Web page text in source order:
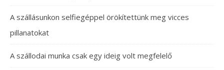
A szállásunkon selfiegéppel örökítettünk meg vicces
pillanatokat
A szállodai munka csak egy ideig volt megfelelő